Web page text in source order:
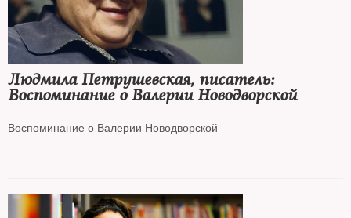
Людмила Петрушевская, писатель:
Воспоминание о Валерии Новодворской
Воспоминание о Валерии Новодворской